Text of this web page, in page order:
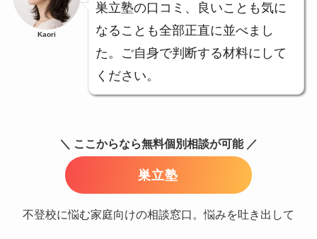
Kaori
巣立塾の口コミ、良いことも気に
なることも全部正直に並べまし
た。ご自身で判断する材料にして
ください。
＼ ここからなら無料個別相談が可能 ／
巣立塾
不登校に悩む家庭向けの相談窓口。悩みを吐き出して